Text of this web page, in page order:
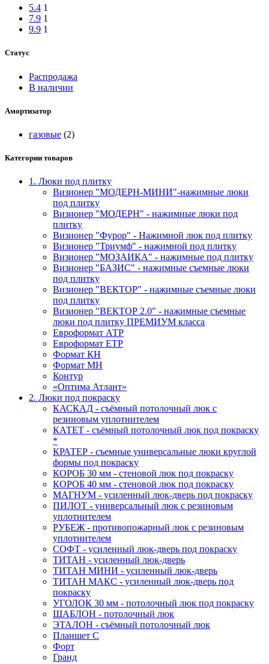
5.4 1
7.9 1
9.9 1
Статус
Распродажа
В наличии
Амортизатор
газовые (2)
Категории товаров
1. Люки под плитку
Визионер "МОДЕРН-МИНИ"-нажимные люки
под плитку
Визионер "МОДЕРН" - нажимные люки под
плитку
Визионер "Фурор" - Нажимной люк под плитку
Визионер "Триумф" - нажимной под плитку
Визионер "МОЗАИКА" - нажимные под плитку
Визионер "БАЗИС" - нажимные съемные люки
под плитку
Визионер "ВЕКТОР" - нажимные съемные люки
под плитку
Визионер "ВЕКТОР 2.0" - нажимные съемные
люки под плитку ПРЕМИУМ класса
Евроформат АТР
Евроформат ЕТР
Формат КН
Формат МН
Контур
«Оптима Атлант»
2. Люки под покраску
КАСКАД - съёмный потолочный люк с
резиновым уплотнителем
КАТЕТ - съёмный потолочный люк под покраску
*
КРАТЕР - съемные универсальные люки круглой
формы под покраску
КОРОБ 30 мм - стеновой люк под покраску
КОРОБ 40 мм - стеновой люк под покраску
МАГНУМ - усиленный люк-дверь под покраску
ПИЛОТ - универсальный люк с резиновым
уплотнителем
РУБЕЖ - противопожарный люк с резиновым
уплотнителем
СОФТ - усиленный люк-дверь под покраску
ТИТАН - усиленный люк-дверь
ТИТАН МИНИ - усиленный люк-дверь
ТИТАН МАКС - усиленный люк-дверь под
покраску
УГОЛОК 30 мм - потолочный люк под покраску
ШАБЛОН - потолочный люк
ЭТАЛОН - съёмный потолочный люк
Планшет С
Форт
Гранд